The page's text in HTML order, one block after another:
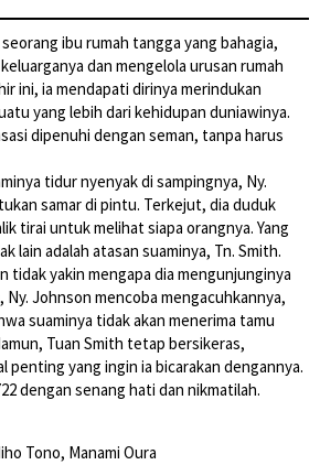
ibu rumah tangga yang bahagia,
dan mengelola urusan rumah
ini, ia mendapati dirinya merindukan
yang lebih dari kehidupan duniawinya.
dipenuhi dengan seman, tanpa harus
tidur nyenyak di sampingnya, Ny.
samar di pintu. Terkejut, dia duduk
tirai untuk melihat siapa orangnya. Yang
lain adalah atasan suaminya, Tn. Smith.
tidak yakin mengapa dia mengunjunginya
Johnson mencoba mengacuhkannya,
suaminya tidak akan menerima tamu
Tuan Smith tetap bersikeras,
penting yang ingin ia bicarakan dengannya.
dengan senang hati dan nikmatilah.
Tono, Manami Oura